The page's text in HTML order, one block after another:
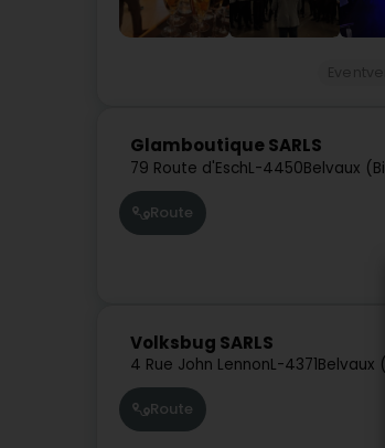
Glamboutique SARLS
79 Route d'EschL-4450Belvaux
Route
Volksbug SARLS
4 Rue John LennonL-4371Belvaux
Route